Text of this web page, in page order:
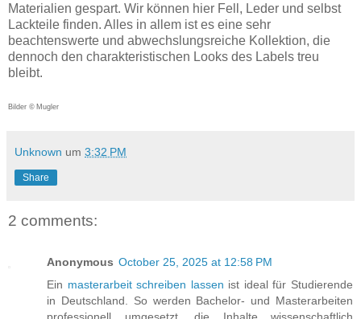
Materialien gespart. Wir können hier Fell, Leder und selbst
Lackteile finden. Alles in allem ist es eine sehr
beachtenswerte und abwechslungsreiche Kollektion, die
dennoch den charakteristischen Looks des Labels treu
bleibt.
Bilder © Mugler
Unknown um 3:32 PM
Share
2 comments:
Anonymous October 25, 2025 at 12:58 PM
Ein masterarbeit schreiben lassen ist ideal für Studierende
in Deutschland. So werden Bachelor- und Masterarbeiten